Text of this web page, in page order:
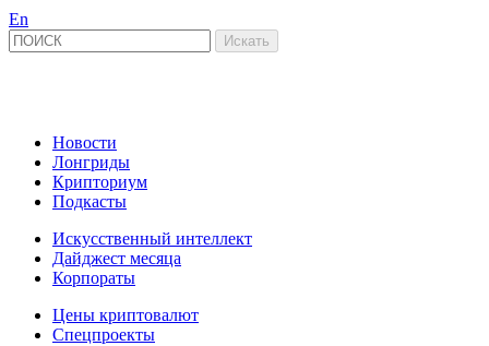
En
Новости
Лонгриды
Крипториум
Подкасты
Искусственный интеллект
Дайджест месяца
Корпораты
Цены криптовалют
Спецпроекты